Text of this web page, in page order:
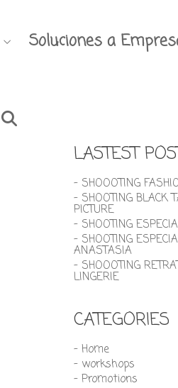
Soluciones a
LASTEST
- SHOOOTING
- SHOOTING BLACK
PICTURE
- SHOOTING
- SHOOTING
ANASTASIA
- SHOOOTING
LINGERIE
CATEGORIES
- Home
- workshops
- Promotions